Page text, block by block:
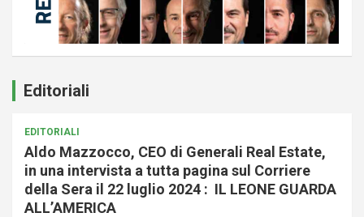
Editoriali
EDITORIALI
Aldo Mazzocco, CEO di Generali Real Estate,
in una intervista a tutta pagina sul Corriere
della Sera il 22 luglio 2024 : IL LEONE GUARDA
ALL’AMERICA